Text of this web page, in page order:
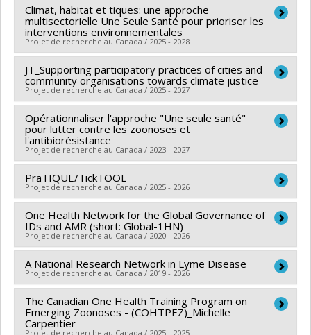
de plein air du Québec , CIUSSS de l'Estrie - CHUS ,
Ville de Saint-Bruno-de-Montarville , Ministère du
Développement durable, Environnement et Lutte
de recherches en sciences naturelles et génie du
Canada (CRSNG) , SEPAQ/Société des établissements
de plein air du Québec , MITACS Inc. , Agence de santé
publique du Canada , Ville de Sainte-Julie , Ville de
Montréal , Ouranos, Consortium sur la climatologie
régionale et l'adaptation aux changements climatiques
, Ville de Longueuil , Agence de santé publique du
Canada
Grant programs:, , , , PVXXXXXX-Subventions Alliance
- Mitacs Accélération , , PVXXXXXX-Subventions
Alliance - Mitacs Accélération , , , , , ,
Lead researcher : Cécile Aenishaenslin
Co-researchers : Jacques Brodeur,Patrick Leighton
Katrine Turgeon ,Jean-Pierre Tremblay
Climat, habitat et tiques: une approche
multisectorielle Une Seule Santé pour prioriser les
interventions environnementales
Projet de recherche au Canada / 2025 - 2028
Lead researcher : Patrick Leighton
Co-researchers : Cécile Aenishaenslin,Jean-Philippe
Rocheleau
Funding sources: FRQS/Fonds de recherche du
Québec - Santé (FRSQ)
Grant programs:
recherche collaborative Québec-Communauté
française de Belgique (financement partagé entre les
fonds de recherche du Québec)
JT_Supporting participatory practices of cities and
community organisations towards climate justice
Projet de recherche au Canada / 2025 - 2027
Funding sources: IRSC/Instituts de recherche en santé
du Canada
Grant programs: PVXXXXXX-Subvention catalyseur
Opérationnaliser l'approche "Une seule santé"
pour lutter contre les zoonoses et
l'antibiorésistance
Projet de recherche au Canada / 2023 - 2027
Lead researcher : Cécile Aenishaenslin
Funding sources:FRQS/Fonds de recherche du
Québec - Santé (FRSQ)
Grant programs:PVXXXXXX-Bourse de chercheur-
boursier : Junior 2
PraTIQUE/TickTOOL
Projet de recherche au Canada / 2025 - 2026
Lead researcher : Lucie Richard
Co-researchers : Cécile Aenishaenslin
Bouchard,Jade Savage
Funding sources:Fondation R. Howard Webster
Grant programs:
One Health Network for the Global Governance of
IDs and AMR (short: Global-1HN)
Projet de recherche au Canada / 2020 - 2026
Lead researcher : Ronald Labonté
Co-researchers : Cécile Aenishaenslin
Funding sources:IRSC/Instituts de recherche en santé
du Canada
A National Research Network in Lyme Disease
Projet de recherche au Canada / 2019 - 2026
Lead researcher : Kieran Moore,Robert Brison
Co-researchers : Cécile Aenishaenslin
The Canadian One Health Training Program on
Emerging Zoonoses - (COHTPEZ)_Michelle
Carpentier
Projet de recherche au Canada / 2025 - 2025